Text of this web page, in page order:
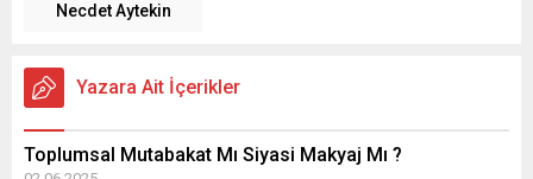
Necdet Aytekin
Yazara Ait İçerikler
Toplumsal Mutabakat Mı Siyasi Makyaj Mı ?